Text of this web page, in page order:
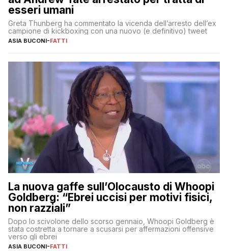
esseri umani
Greta Thunberg ha commentato la vicenda dell’arresto dell’ex
campione di kickboxing con una nuovo (e definitivo) tweet
ASIA BUCONI-FATTI
La nuova gaffe sull’Olocausto di Whoopi
Goldberg: “Ebrei uccisi per motivi fisici,
non razziali”
Dopo lo scivolone dello scorso gennaio, Whoopi Goldberg è
stata costretta a tornare a scusarsi per affermazioni offensive
verso gli ebrei
ASIA BUCONI-FATTI